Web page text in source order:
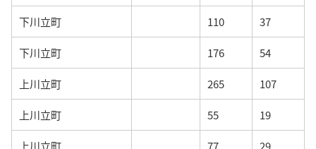
下川立町 110 37
下川立町 176 54
上川立町 265 107
上川立町 55 19
上川立町 77 29